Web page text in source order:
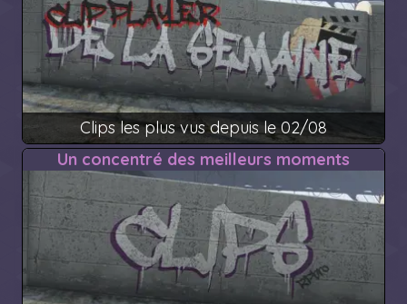
Clips les plus vus depuis le 02/08
Un concentré des meilleurs moments